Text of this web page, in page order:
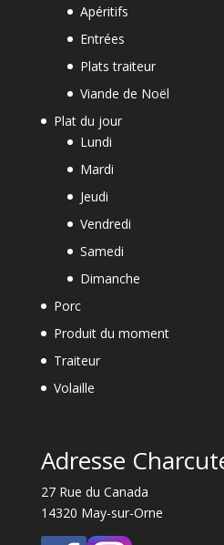
Apéritifs
Entrées
Plats traiteur
Viande de Noël
Plat du jour
Lundi
Mardi
Jeudi
Vendredi
Samedi
Dimanche
Porc
Produit du moment
Traiteur
Volaille
Adresse
27 Rue du Canada
14320 May-sur-Orne